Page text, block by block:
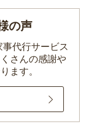
の声
代行サービス
さんの感謝や
ます。